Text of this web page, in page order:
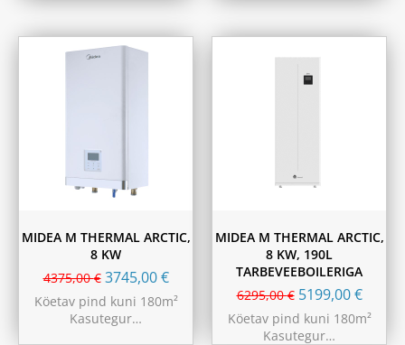
MIDEA M THERMAL ARCTIC,
8 KW
4375,00€ 3745,00€
Köetav pind kuni 180m²
Kasutegur…
MIDEA M THERMAL ARCTIC,
8 KW, 190L
TARBEVEEBOILERIGA
6295,00€ 5199,00€
Köetav pind kuni 180m²
Kasutegur…